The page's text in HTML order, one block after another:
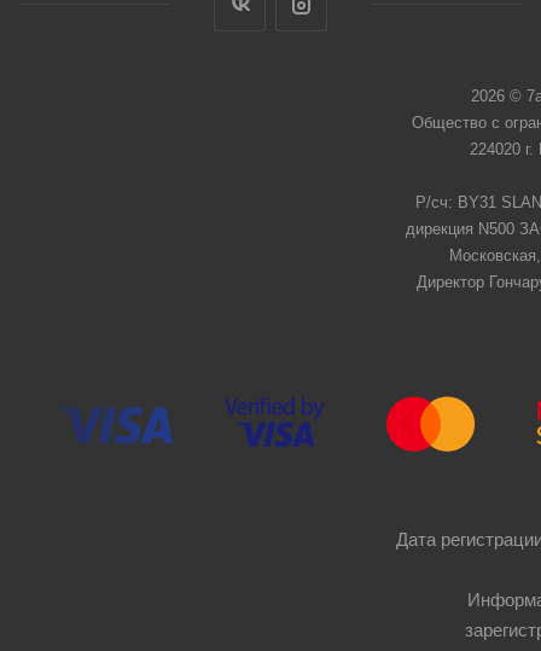
2026 ©
Общество с
224020
Р/сч: BY31
дирекция N500
Директор
Дата